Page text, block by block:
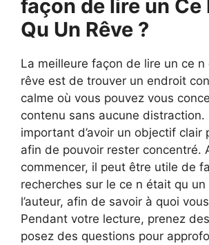
façon de lire un Ce
Qu Un Rêve ?
La meilleure façon de lire un ce n
rêve est de trouver un endroit
calme où vous pouvez vous
contenu sans aucune distraction.
important d’avoir un objectif clair
afin de pouvoir rester concentré.
commencer, il peut être utile de
recherches sur le ce n était qu un
l’auteur, afin de savoir à quoi
Pendant votre lecture, prenez
posez des questions pour